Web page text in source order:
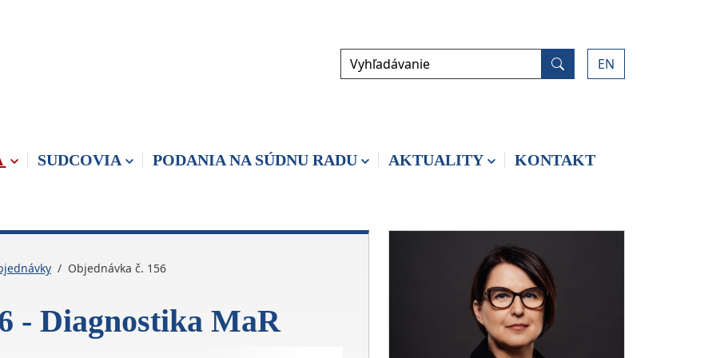
Vyhľadávanie
Vyhľadať
EN
SUDCOVIA PODANIA NA SÚDNU RADU AKTUALITY KONTAKT
Objednávka č. 156
- Diagnostika MaR